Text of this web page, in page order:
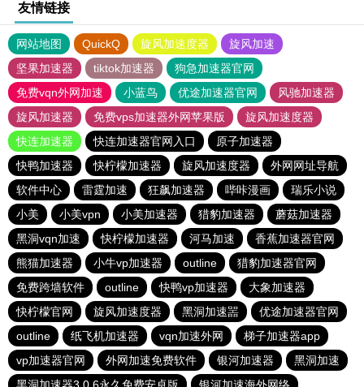
友情链接
网站地图 QuickQ 旋风加速度器
旋风加速
坚果加速器
tiktok加速器
狗急加速器官网
免费vqn外网加速
小蓝鸟 优途加速器官网
风驰加速器
旋风加速器
免费vps加速器外网苹果版
旋风加速度器
快连加速器
快连加速器官网入口
原子加速器
快鸭加速器
快柠檬加速器 旋风加速度器
外网网址导航
软件中心
雷霆加速 狂飙加速器 哔咔漫画
瑞乐小说
小美
小美vpn 小美加速器 猎豹加速器
蘑菇加速器
黑洞vqn加速
快柠檬加速器 河马加速
香蕉加速器官网
熊猫加速器
小牛vp加速器 outline
猎豹加速器官网
免费跨墙软件
outline 快鸭vp加速器
大象加速器
快柠檬官网
旋风加速度器 黑洞加速噐
优途加速器官网
outline
纸飞机加速器 vqn加速外网
梯子加速器app
vp加速器官网
外网加速免费软件 银河加速器
黑洞加速